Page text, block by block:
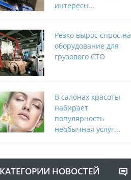
интересн...
Резко вырос спрос на
оборудование для
грузового СТО
В салонах красоты
набирает
популярность
необычная услуг...
КАТЕГОРИИ НОВОСТЕЙ